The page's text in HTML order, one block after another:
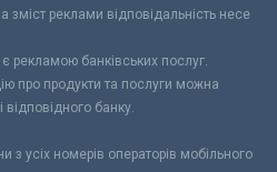
зміст реклами відповідальність несе
рекламою банківських послуг.
про продукти та послуги можна
банку.
з усіх номерів операторів мобільного